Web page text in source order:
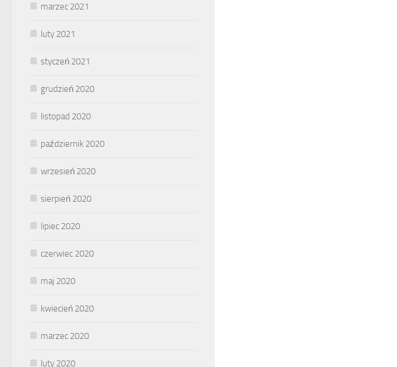
marzec 2021
luty 2021
styczeń 2021
grudzień 2020
listopad 2020
październik 2020
wrzesień 2020
sierpień 2020
lipiec 2020
czerwiec 2020
maj 2020
kwiecień 2020
marzec 2020
luty 2020